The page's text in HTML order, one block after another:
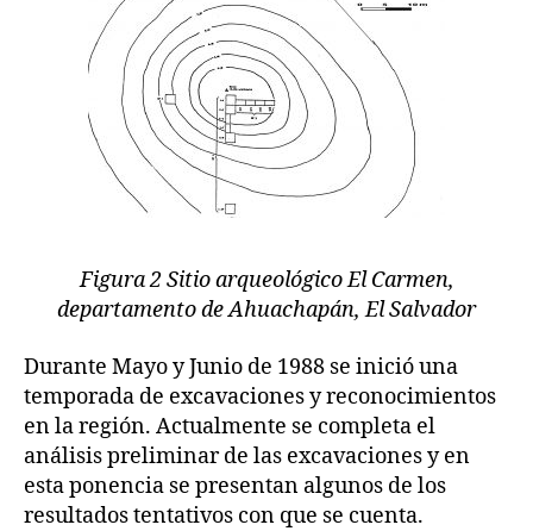
Figura 2 Sitio arqueológico El Carmen,
departamento de Ahuachapán, El Salvador
Durante Mayo y Junio de 1988 se inició una
temporada de excavaciones y reconocimientos
en la región. Actualmente se completa el
análisis preliminar de las excavaciones y en
esta ponencia se presentan algunos de los
resultados tentativos con que se cuenta.